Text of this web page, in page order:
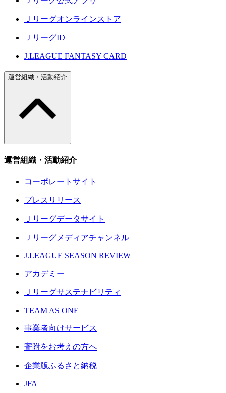
Ｊリーグオンラインストア
ＪリーグID
J.LEAGUE FANTASY CARD
運営組織・活動紹介
運営組織・活動紹介
コーポレートサイト
プレスリリース
Ｊリーグデータサイト
Ｊリーグメディアチャンネル
J.LEAGUE SEASON REVIEW
アカデミー
Ｊリーグサステナビリティ
TEAM AS ONE
事業者向けサービス
寄附をお考えの方へ
企業版ふるさと納税
JFA